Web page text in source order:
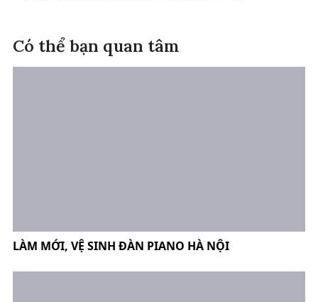
Có thể bạn quan tâm
LÀM MỚI, VỆ SINH ĐÀN PIANO HÀ NỘI